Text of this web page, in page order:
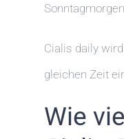
Cialis daily
gleichen Zeit
Wie